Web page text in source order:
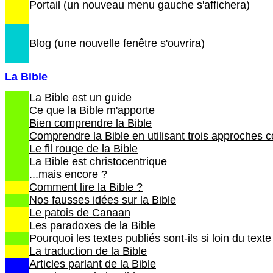
Portail (un nouveau menu gauche s'affichera)
Blog (une nouvelle fenêtre s'ouvrira)
La Bible
La Bible est un guide
Ce que la Bible m'apporte
Bien comprendre la Bible
Comprendre la Bible en utilisant trois approches
Le fil rouge de la Bible
La Bible est christocentrique
...mais encore ?
Comment lire la Bible ?
Nos fausses idées sur la Bible
Le patois de Canaan
Les paradoxes de la Bible
Pourquoi les textes publiés sont-ils si loin du
La traduction de la Bible
Articles parlant de la Bible